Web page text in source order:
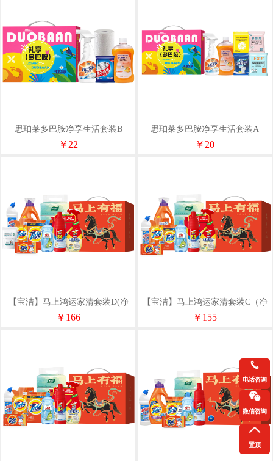
思珀莱多巴胺净享生活套装B
￥22
思珀莱多巴胺净享生活套装A
￥20
【宝洁】马上鸿运家清套装D(净
含量5251g）
￥166
【宝洁】马上鸿运家清套装C（净
含量4881g)
￥155
电话咨询
微信咨询
置顶